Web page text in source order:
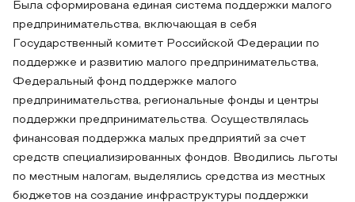
Была сформирована единая система поддержки малого
предпринимательства, включающая в себя
Государственный комитет Российской Федерации по
поддержке и развитию малого предпринимательства,
Федеральный фонд поддержке малого
предпринимательства, региональные фонды и центры
поддержки предпринимательства. Осуществлялась
финансовая поддержка малых предприятий за счет
средств специализированных фондов. Вводились льготы
по местным налогам, выделялись средства из местных
бюджетов на создание инфраструктуры поддержки